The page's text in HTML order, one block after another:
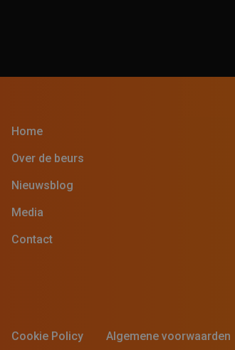
Home
Over de beurs
Nieuwsblog
Media
Contact
Cookie Policy Algemene voorwaarden